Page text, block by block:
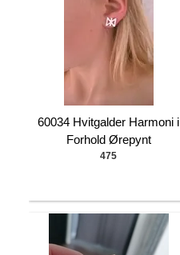
60034 Hvitgalder Harmoni i
Forhold Ørepynt
475